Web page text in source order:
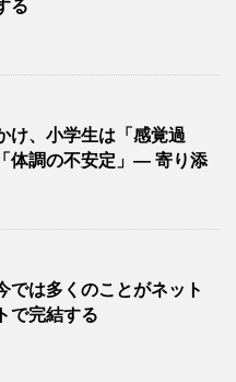
る
け、小学生は「感覚過
体調の不安定」― 寄り添
では多くのことがネット
で完結する